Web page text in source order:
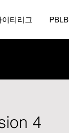
이티리그 PBLB
4